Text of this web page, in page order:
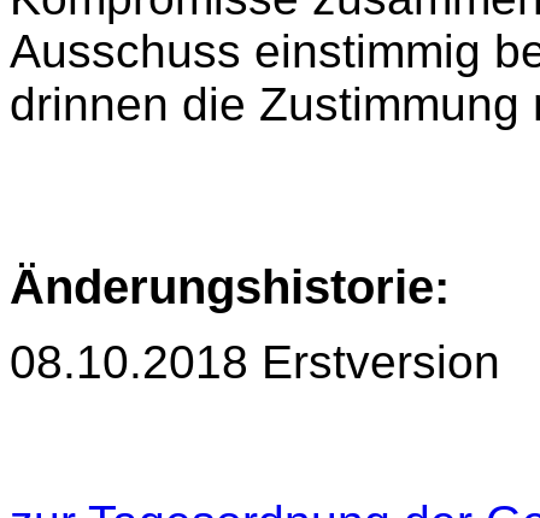
Ausschuss einstimmig
drinnen die Zustimmung
Änderungshistorie:
08.10.2018 Erstversion